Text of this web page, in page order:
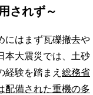
されず～
にはまず瓦礫撤去や
本大震災では、土砂
験を踏まえ 総務省
配備された重機の多